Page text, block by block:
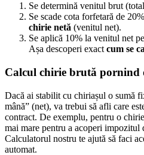
Se determină venitul brut
Se scade cota forfetară de
chirie netă (venitul net).
Se aplică 10% la venitul net
Așa descoperi exact cum se
Calcul chirie brută pornind
Dacă ai stabilit cu chiriașul o sumă
mână” (net), va trebui să afli care
contract. De exemplu, pentru o
mai mare pentru a acoperi
Calculatorul nostru te ajută să faci
automat.